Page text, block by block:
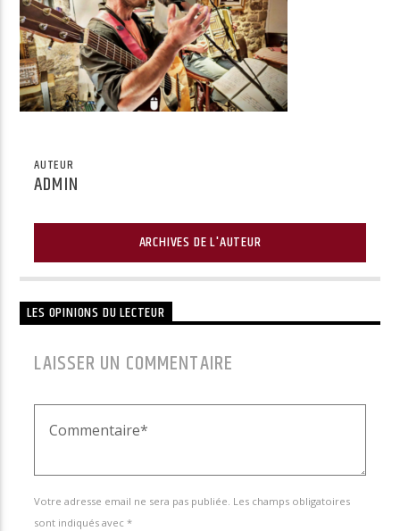
AUTEUR
ADMIN
ARCHIVES DE L'AUTEUR
LES OPINIONS DU LECTEUR
LAISSER UN COMMENTAIRE
Votre adresse email ne sera pas publiée. Les champs obligatoires
sont indiqués avec *